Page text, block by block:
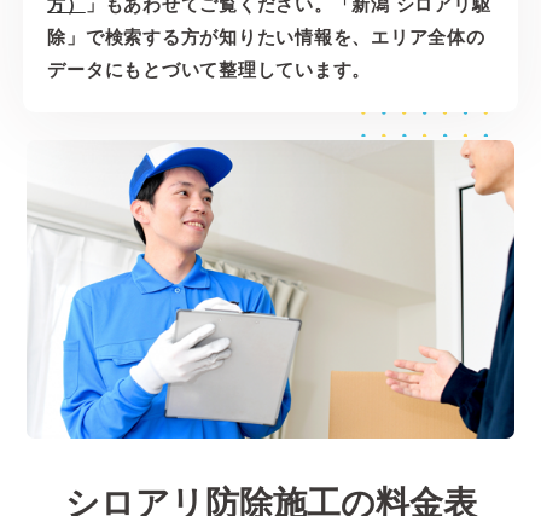
除」で検索する方が知りたい情報を、エリア全体の
データにもとづいて整理しています。
シロアリ防除施工の料金表